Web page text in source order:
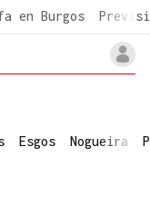
en Burgos
Esgos Nogueira